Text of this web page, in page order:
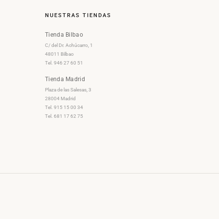
NUESTRAS TIENDAS
Tienda Bilbao
C/ del Dr. Achúcarro, 1
48011 Bilbao
Tel. 946 27 60 51
Tienda Madrid
Plaza de las Salesas, 3
28004 Madrid
Tel. 915 15 00 34
Tel. 681 17 62 75